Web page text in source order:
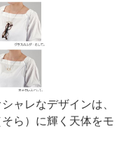
ャレなデザインは、
ら）に輝く天体をモ